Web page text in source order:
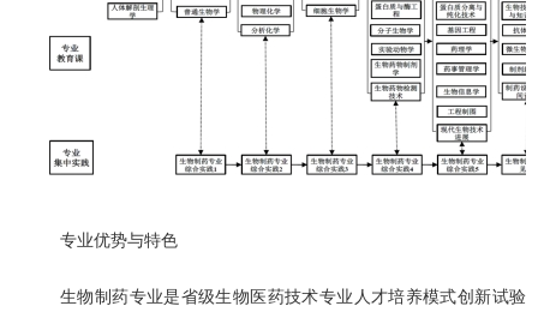
专业优势与特色
生物制药专业是省级生物医药技术专业人才培养模式创新试验